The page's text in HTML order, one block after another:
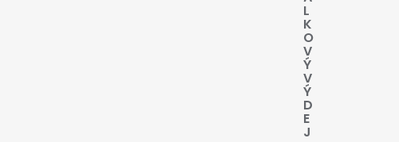
L
K
O
V
Ý
V
Ý
D
E
J